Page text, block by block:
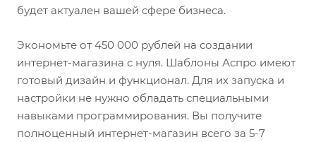
будет актуален вашей сфере бизнеса.
Экономьте от 450 000 рублей на создании
интернет-магазина с нуля. Шаблоны Аспро имеют
готовый дизайн и функционал. Для их запуска и
настройки не нужно обладать специальными
навыками программирования. Вы получите
полноценный интернет-магазин всего за 5-7